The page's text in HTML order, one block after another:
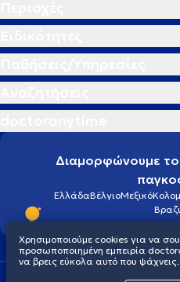
Διαμορφώνουμε το
ΕλλάδαΒέλγιοΜεξικό
Πολιτική
Χρησιμοποιούμε cookies για να
προσωποποιημένη εμπειρία
να βρεις εύκολα αυτό που ψάχνεις.